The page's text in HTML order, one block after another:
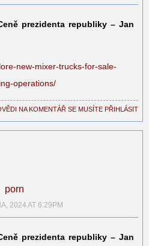
prezidenta republiky – Jan
new-mixer-trucks-for-sale-
operations/
NA KOMENTÁŘ SE MUSÍTE PŘIHLÁSIT
porn
2024 AT 6:29PM
prezidenta republiky – Jan